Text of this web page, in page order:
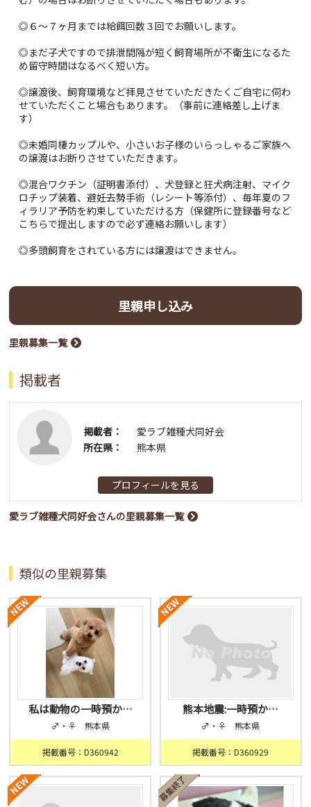
◎６～７ヶ月までは給餌回数３回でお願いします。
◎まだ子犬ですので排泄間隔が短く飼育場所が不衛生になるた
め留守時間はなるべく短い方。
◎譲渡後、飼育環境など拝見させていただきたくご自宅に伺わ
せていただくこと場合もあります。（事前に連絡差し上げま
す）
◎未婚同棲カップルや、小さいお子様のいらっしゃるご家族へ
の譲渡はお断りさせていただきます。
◎混合ワクチン（証明書添付）、犬登録と狂犬病注射、マイク
ロチップ装着、避妊去勢手術（レシート等添付）、毎年夏のフ
ィラリア予防を約束していただける方（保健所に登録番号など
こちらで提出しますので必ず連絡お願いします）
◎多頭飼育をされている方には譲渡はできません。
里親申し込み
里親募集一覧
掲載者
掲載者：
愛ラブ雑種犬同好会
所在県：
熊本県
プロフィールを見る
愛ラブ雑種犬同好会さんの里親募集一覧
類似の里親募集
私は動物の一時預か…
♂・♀ 熊本県
掲載番号：D360942
熊本地震:一時預か…
♂・♀ 熊本県
掲載番号：D360929